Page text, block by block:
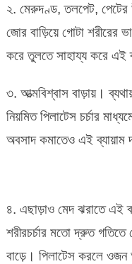
২. মেরুদণ্ড, তলপেট, পেটের
জোর বাড়িয়ে গোটা শরীরের
করে তুলতে সাহায্য করে এই
৩. আত্মবিশ্বাস বাড়ায়।
নিয়মিত পিলাটেস চর্চার
অবসাদ কমাতেও এই ব্যায়াম
৪. এছাড়াও মেদ ঝরাতে এই
শরীরচর্চার মতো দ্রুত
বাড়ে। পিলাটেস করলে